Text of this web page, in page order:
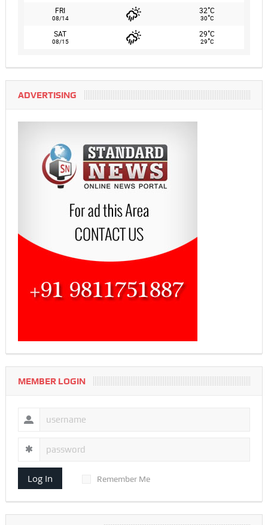
FRI
08/14
32°C
30°C
SAT
08/15
29°C
29°C
ADVERTISING
MEMBER LOGIN
Log In Remember Me